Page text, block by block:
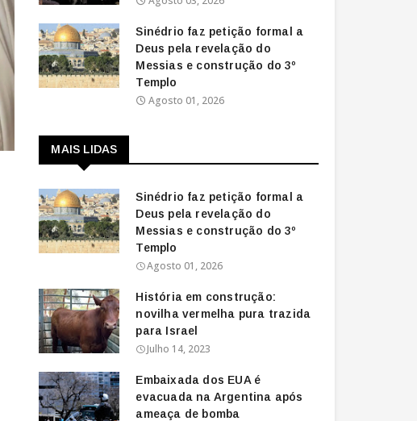
Sinédrio faz petição formal a
Deus pela revelação do
Messias e construção do 3º
Templo
Agosto 01, 2026
MAIS LIDAS
Sinédrio faz petição formal a
Deus pela revelação do
Messias e construção do 3º
Templo
Agosto 01, 2026
História em construção:
novilha vermelha pura trazida
para Israel
Julho 14, 2023
Embaixada dos EUA é
evacuada na Argentina após
ameaça de bomba